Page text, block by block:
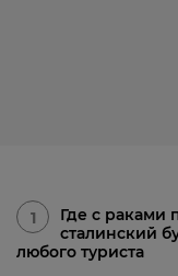
1
Где с раками
сталинский
любого туриста